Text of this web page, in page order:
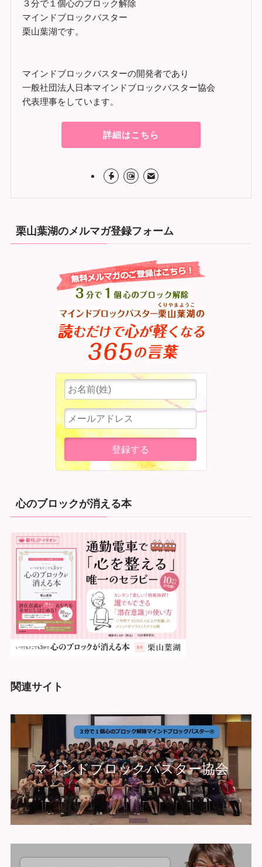
３分で１個心のブロック解除
マインドブロックバスター
栗山葉湖です。
マインドブロックバスターの開発者であり
一般社団法人日本マインドブロックバスター協会
代表理事をしています。
詳細はこちら
栗山葉湖のメルマガ登録フォーム
心のブロックが消える本
関連サイト
マインドブロックバスター協会